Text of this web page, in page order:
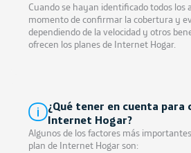
Cuando se hayan identificado todos los
momento de confirmar la cobertura y
dependiendo de la velocidad y otros
ofrecen los planes de Internet Hogar.
¿Qué tener en cuenta
Internet Hogar?
Algunos de los factores más
plan de Internet Hogar son: